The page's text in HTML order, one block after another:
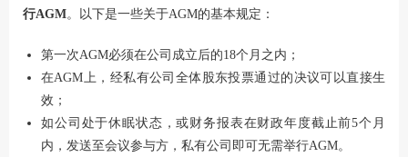
行AGM。以下是一些关于AGM的基本规定：
第一次AGM必须在公司成立后的18个月之内；
在AGM上，经私有公司全体股东投票通过的决议可以直接生
效；
如公司处于休眠状态，或财务报表在财政年度截止前5个月
内，发送至会议参与方，私有公司即可无需举行AGM。